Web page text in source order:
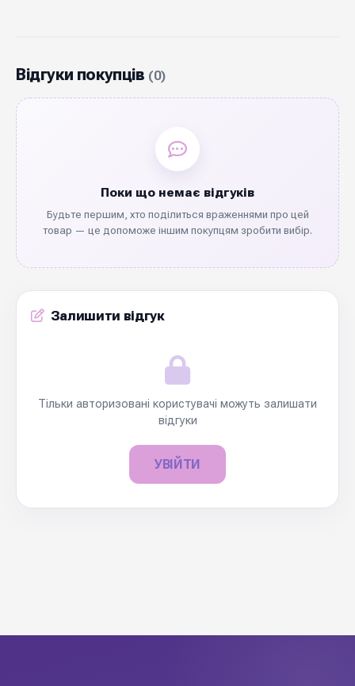
Відгуки покупців (0)
Поки що немає відгуків
Будьте першим, хто поділиться враженнями про цей
товар — це допоможе іншим покупцям зробити вибір.
Залишити відгук
Тільки авторизовані користувачі можуть залишати
відгуки
УВІЙТИ